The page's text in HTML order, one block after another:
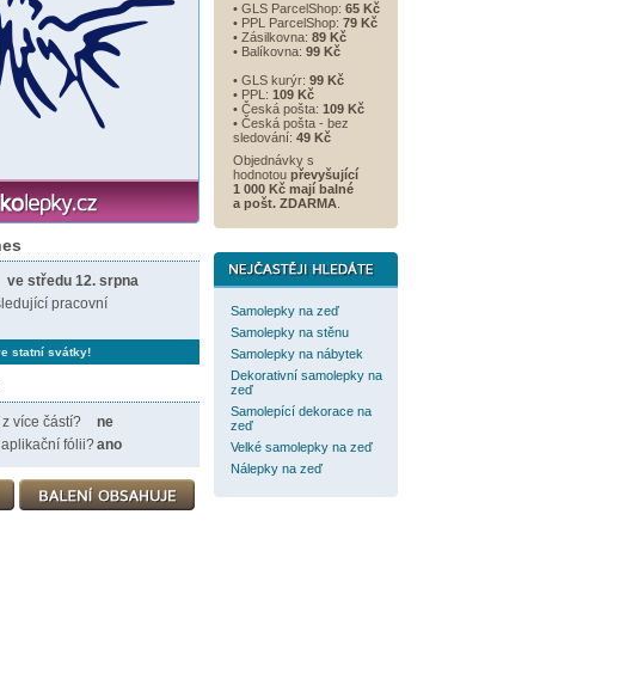
ve středu 12. srpna
pracovní
statní svátky!
více částí?
ne
fólii?ano
• GLS ParcelShop: 65 Kč
• PPL ParcelShop: 79 Kč
• Zásilkovna: 89 Kč
• Balíkovna: 99 Kč
• GLS kurýr: 99 Kč
• PPL: 109 Kč
• Česká pošta: 109 Kč
• Česká pošta - bez
sledování: 49 Kč
Objednávky s
hodnotou převyšující
1 000 Kč mají balné
a pošt. ZDARMA
Samolepky na zeď
Samolepky na stěnu
Samolepky na nábytek
Dekorativní samolepky na
zeď
Samolepící dekorace na
zeď
Velké samolepky na zeď
Nálepky na zeď